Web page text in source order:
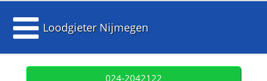
Loodgieter Nijmegen
024-2042122